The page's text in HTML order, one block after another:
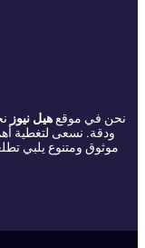
نحن في موقعهيل نيوز
ودقة. نسعى لتغطية أهم
موثوق ومتنوع يلبي